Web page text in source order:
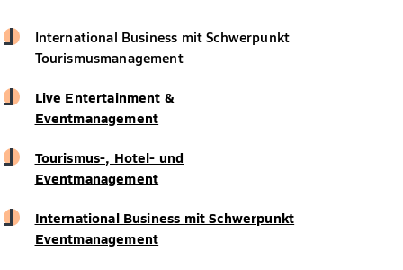
International Business mit Schwerpunkt
Tourismusmanagement
Live Entertainment &
Eventmanagement
Tourismus-, Hotel- und
Eventmanagement
International Business mit Schwerpunkt
Eventmanagement